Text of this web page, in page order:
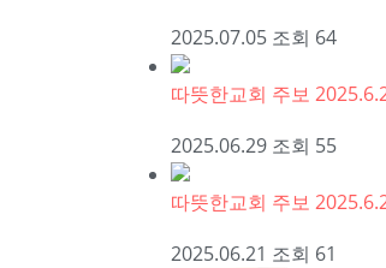
2025.07.05 조회 64
따뜻한교회 주보
2025.06.29 조회 55
따뜻한교회 주보
2025.06.21 조회 61